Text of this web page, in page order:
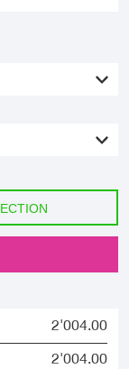
2'004.00
2'004.00